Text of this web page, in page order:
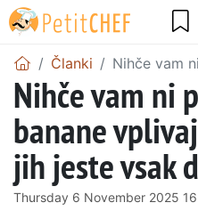
Članki Nihče vam
Nihče vam ni
banane
jih jeste vsak
Thursday 6 November 2025